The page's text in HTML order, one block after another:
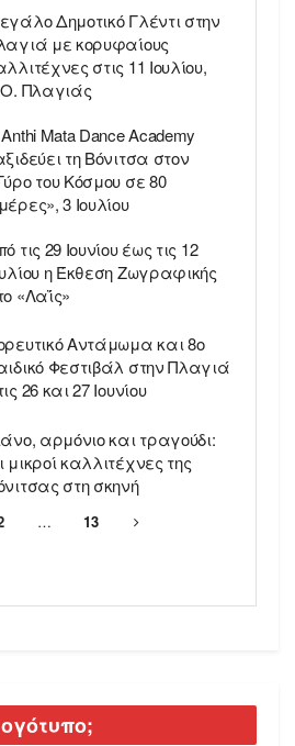
Δημοτικό Γλέντι στην
με κορυφαίους
στις 11 Ιουλίου,
Πλαγιάς
Mata Dance Academy
τη Βόνιτσα στον
του Κόσμου σε 80
3 Ιουλίου
τις 29 Ιουνίου έως τις 12
η Έκθεση Ζωγραφικής
«Λαΐς»
Αντάμωμα και 8ο
Φεστιβάλ στην Πλαγιά
26 και 27 Ιουνίου
αρμόνιο και τραγούδι:
μικροί καλλιτέχνες της
στη σκηνή
… 13